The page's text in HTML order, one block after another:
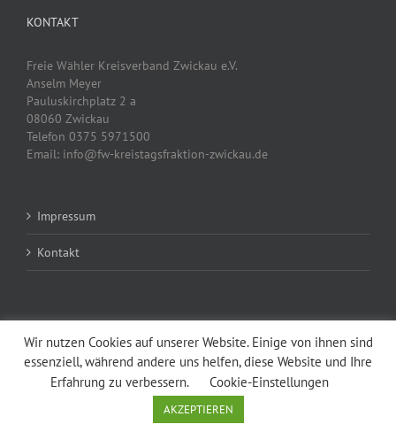
KONTAKT
Freie Wähler Kreisverband Zwickau e.V.
Anselm Meyer
Pauluskirchplatz 2 a
08060 Zwickau
Telefon 0375 5971500
Email: info@fw-kreistagsfraktion-zwickau.de
Impressum
Kontakt
Copyright 2016 Avada | All Rights Reserved | WordPress | Theme Fusion
FacebookInstagram
Wir nutzen Cookies auf unserer Website. Einige von ihnen sind
essenziell, während andere uns helfen, diese Website und Ihre
Erfahrung zu verbessern.
Cookie-Einstellungen
AKZEPTIEREN